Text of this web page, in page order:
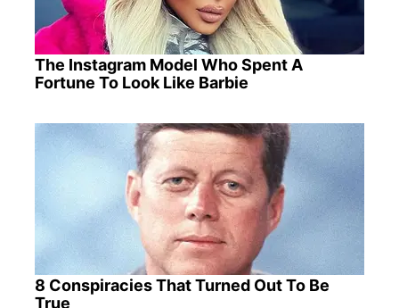
The Instagram Model Who Spent A
Fortune To Look Like Barbie
8 Conspiracies That Turned Out To Be
True